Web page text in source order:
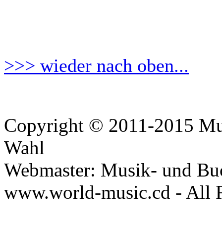
>>> wieder nach oben...
Copyright © 2011-2015
Wahl
Webmaster: Musik- und
www.world-music.cd - All